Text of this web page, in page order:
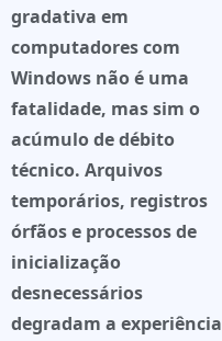
gradativa em
computadores com
Windows não é uma
fatalidade, mas sim o
acúmulo dedébito
técnico. Arquivos
temporários, registros
órfãos e processos de
inicialização
desnecessários
degradam a experiência